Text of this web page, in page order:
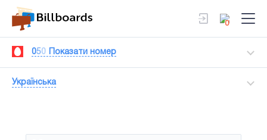
0
050 Показати номер
Українська